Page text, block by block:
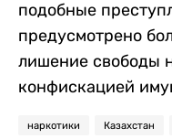
подобные
предусмотрено
лишение свободы
конфискацией
наркотики Казахстан